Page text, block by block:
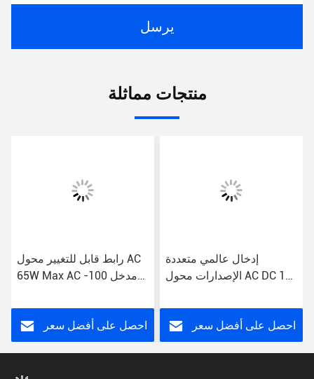
يرسل
منتجات مماثلة
رابط قابل للتغيير محول AC
65W Max AC مدخل 100-
احصل على أفضل سعر
إدخال عالمي متعددة
الإصدارات محول AC DC 1A
5.5 جاك 15W Max
احصل على أفضل سعر